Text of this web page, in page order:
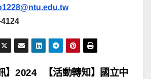
【活動轉知】國立中
】2024